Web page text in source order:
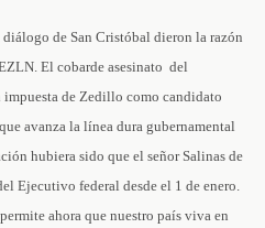
de San Cristóbal dieron la razón
El cobarde asesinato del
de Zedillo como candidato
avanza la línea dura gubernamental
hubiera sido que el señor Salinas de
Ejecutivo federal desde el 1 de enero.
ahora que nuestro país viva en